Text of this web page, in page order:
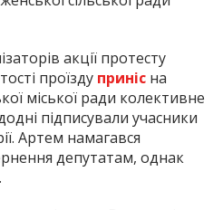
акції протесту
проїзду приніс на
міської ради колективне
підписували учасники
Артем намагався
депутатам, однак